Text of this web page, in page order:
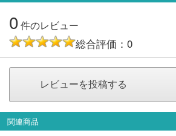
0件のレビュー
総合評価：0
関連商品